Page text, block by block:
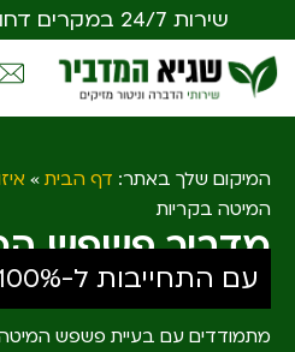
שירות 24/7 במקרים דחופים
המיקום שלך באתר: דף הבית »
המיטה בקריות
מדביר פשפש
עם התחייבות ל-100% הצלחה
מתמודדים עם בעיית פשפש